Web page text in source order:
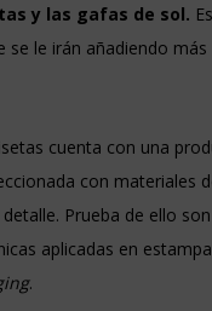
y las gafas de sol.
se le irán añadiendo
cuenta con una
con materiales
Prueba de ello
aplicadas en
.